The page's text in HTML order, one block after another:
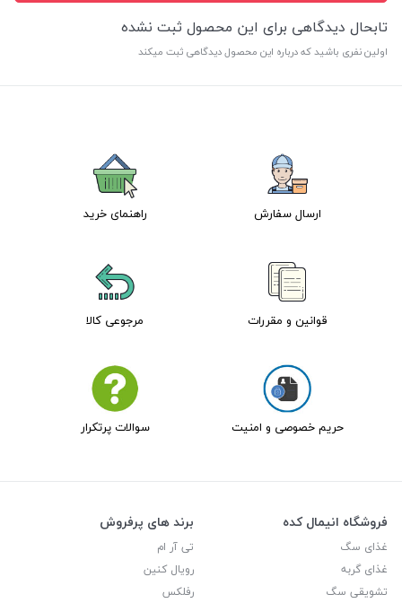
تابحال دیدگاهی برای این محصول ثبت نشده
اولین نفری باشید که درباره این محصول دیدگاهی ثبت میکند
ارسال سفارش راهنمای خرید
قوانین و مقررات مرجوعی کالا
حریم خصوصی و امنیت سوالات پرتکرار
فروشگاه انیمال کده
غذای سگ
غذای گربه
تشویقی سگ
برند های پرفروش
تی آر ام
رویال کنین
رفلکس